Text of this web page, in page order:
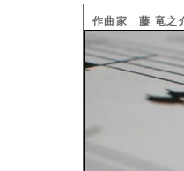
作曲家 藤 竜之